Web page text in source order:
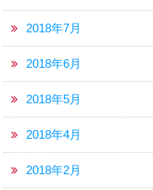
2018年7月
2018年6月
2018年5月
2018年4月
2018年2月